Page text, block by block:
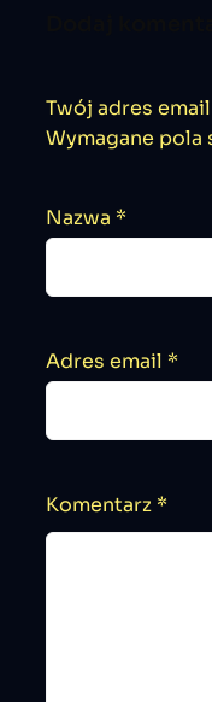
Twój adres
Wymagane pola
Nazwa *
Adres email *
Komentarz *